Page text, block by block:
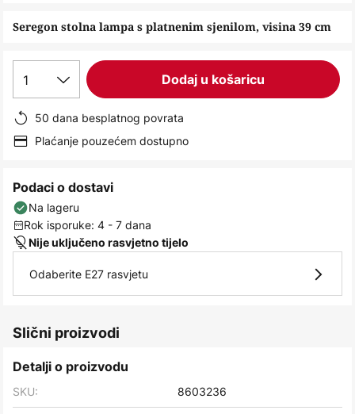
the
Seregon stolna lampa s platnenim sjenilom, visina 39 cm
1 Dodaj u košaricu
50 dana besplatnog povrata
Plaćanje pouzećem dostupno
Podaci o dostavi
Na lageru
Rok isporuke: 4 - 7 dana
Nije uključeno rasvjetno tijelo
Odaberite E27 rasvjetu
Slični proizvodi
Detalji o proizvodu
SKU: 8603236